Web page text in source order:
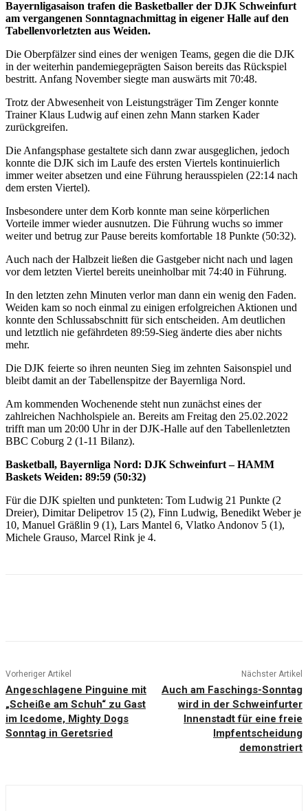
Bayernligasaison trafen die Basketballer der DJK Schweinfurt
am vergangenen Sonntagnachmittag in eigener Halle auf den
Tabellenvorletzten aus Weiden.
Die Oberpfälzer sind eines der wenigen Teams, gegen die die DJK
in der weiterhin pandemiegeprägten Saison bereits das Rückspiel
bestritt. Anfang November siegte man auswärts mit 70:48.
Trotz der Abwesenheit von Leistungsträger Tim Zenger konnte
Trainer Klaus Ludwig auf einen zehn Mann starken Kader
zurückgreifen.
Die Anfangsphase gestaltete sich dann zwar ausgeglichen, jedoch
konnte die DJK sich im Laufe des ersten Viertels kontinuierlich
immer weiter absetzen und eine Führung herausspielen (22:14 nach
dem ersten Viertel).
Insbesondere unter dem Korb konnte man seine körperlichen
Vorteile immer wieder ausnutzen. Die Führung wuchs so immer
weiter und betrug zur Pause bereits komfortable 18 Punkte (50:32).
Auch nach der Halbzeit ließen die Gastgeber nicht nach und lagen
vor dem letzten Viertel bereits uneinholbar mit 74:40 in Führung.
In den letzten zehn Minuten verlor man dann ein wenig den Faden.
Weiden kam so noch einmal zu einigen erfolgreichen Aktionen und
konnte den Schlussabschnitt für sich entscheiden. Am deutlichen
und letztlich nie gefährdeten 89:59-Sieg änderte dies aber nichts
mehr.
Die DJK feierte so ihren neunten Sieg im zehnten Saisonspiel und
bleibt damit an der Tabellenspitze der Bayernliga Nord.
Am kommenden Wochenende steht nun zunächst eines der
zahlreichen Nachholspiele an. Bereits am Freitag den 25.02.2022
trifft man um 20:00 Uhr in der DJK-Halle auf den Tabellenletzten
BBC Coburg 2 (1-11 Bilanz).
Basketball, Bayernliga Nord: DJK Schweinfurt – HAMM
Baskets Weiden: 89:59 (50:32)
Für die DJK spielten und punkteten: Tom Ludwig 21 Punkte (2
Dreier), Dimitar Delipetrov 15 (2), Finn Ludwig, Benedikt Weber je
10, Manuel Gräßlin 9 (1), Lars Mantel 6, Vlatko Andonov 5 (1),
Michele Grauso, Marcel Rink je 4.
Vorheriger Artikel
Angeschlagene Pinguine mit
„Scheiße am Schuh“ zu Gast
im Icedome, Mighty Dogs
Sonntag in Geretsried
Nächster Artikel
Auch am Faschings-Sonntag
wird in der Schweinfurter
Innenstadt für eine freie
Impfentscheidung
demonstriert